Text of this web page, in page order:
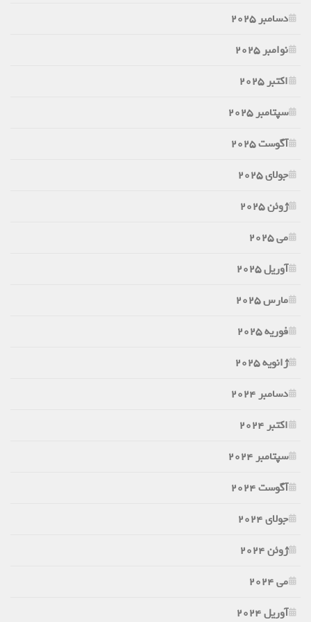
دسامبر 2025
نوامبر 2025
اکتبر 2025
سپتامبر 2025
آگوست 2025
جولای 2025
ژوئن 2025
می 2025
آوریل 2025
مارس 2025
فوریه 2025
ژانویه 2025
دسامبر 2024
اکتبر 2024
سپتامبر 2024
آگوست 2024
جولای 2024
ژوئن 2024
می 2024
آوریل 2024